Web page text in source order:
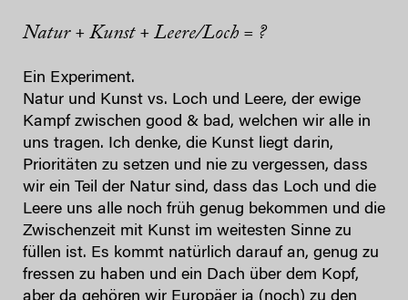
Natur + Kunst + Leere/Loch = ?
Ein Experiment.
Natur und Kunst vs. Loch und Leere, der ewige
Kampf zwischen good & bad, welchen wir alle in
uns tragen. Ich denke, die Kunst liegt darin,
Prioritäten zu setzen und nie zu vergessen, dass
wir ein Teil der Natur sind, dass das Loch und die
Leere uns alle noch früh genug bekommen und die
Zwischenzeit mit Kunst im weitesten Sinne zu
füllen ist. Es kommt natürlich darauf an, genug zu
fressen zu haben und ein Dach über dem Kopf,